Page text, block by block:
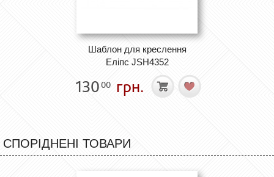
Шаблон для креслення
Еліпс JSH4352
13000 грн.
СПОРІДНЕНІ ТОВАРИ